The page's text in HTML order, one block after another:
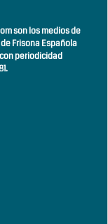
son los medios de
Frisona Española
periodicidad